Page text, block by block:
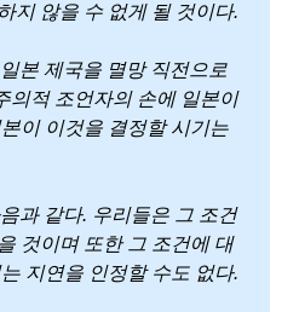
지 않을 수 없게 될 것이다.
본 제국을 멸망 직전으로
의적 조언자의 손에 일본이
이 이것을 결정할 시기는
과 같다. 우리들은 그 조건
것이며 또한 그 조건에 대
지연을 인정할 수도 없다.